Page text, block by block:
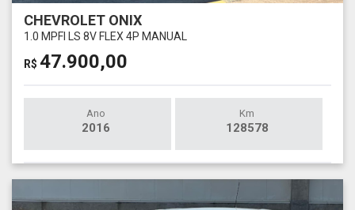
CHEVROLET ONIX
1.0 MPFI LS 8V FLEX 4P MANUAL
R$ 47.900,00
Ano
2016
Km
128578